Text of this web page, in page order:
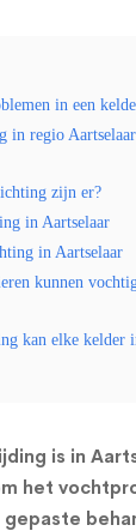
in een
in regio
zijn er?
in Aartselaar
in Aartselaar
kunnen
kan elke kelder
is in
het